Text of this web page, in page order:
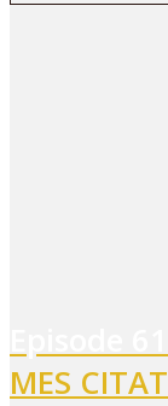
MES